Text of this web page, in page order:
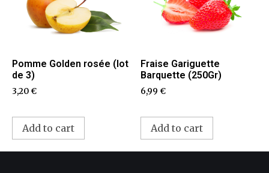
Pomme Golden rosée (lot
de 3)
3,20€
Add to cart
Fraise Gariguette
Barquette (250Gr)
6,99 €
Add to cart